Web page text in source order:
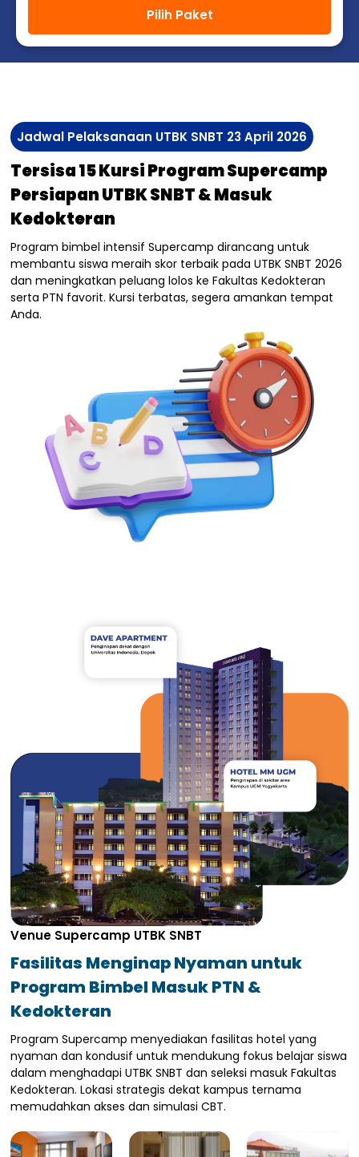
Pilih Paket
Jadwal Pelaksanaan UTBK SNBT 23 April 2026
Tersisa 15 Kursi Program Supercamp
Persiapan UTBK SNBT & Masuk
Kedokteran
Program bimbel intensif Supercamp dirancang untuk
membantu siswa meraih skor terbaik pada UTBK SNBT 2026
dan meningkatkan peluang lolos ke Fakultas Kedokteran
serta PTN favorit. Kursi terbatas, segera amankan tempat
Anda.
Venue Supercamp UTBK SNBT
Fasilitas Menginap Nyaman untuk
Program Bimbel Masuk PTN &
Kedokteran
Program Supercamp menyediakan fasilitas hotel yang
nyaman dan kondusif untuk mendukung fokus belajar siswa
dalam menghadapi UTBK SNBT dan seleksi masuk Fakultas
Kedokteran. Lokasi strategis dekat kampus ternama
memudahkan akses dan simulasi CBT.